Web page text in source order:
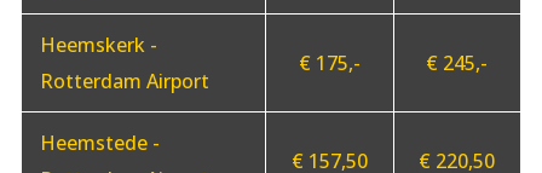
Heemskerk -
Rotterdam Airport
€ 175,- € 245,-
Heemstede -
€ 157,50 € 220,50